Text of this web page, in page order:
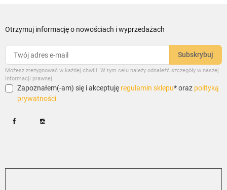
Otrzymuj informację o nowościach i wyprzedażach
Możesz zrezygnować w każdej chwili. W tym celu należy odnaleźć szczegóły w naszej
informacji prawnej.
Zapoznałem(-am) się i akceptuję regulamin sklepu* oraz polityką
prywatności